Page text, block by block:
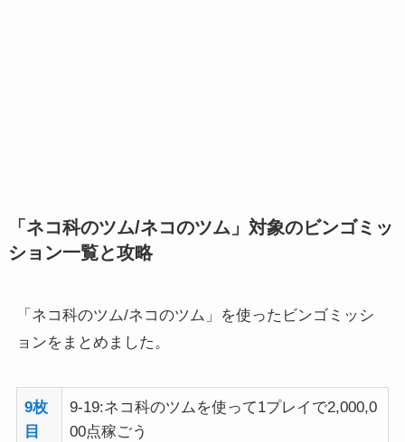
「ネコ科のツム/ネコのツム」対象のビンゴミッ
ション一覧と攻略
「ネコ科のツム/ネコのツム」を使ったビンゴミッシ
ョンをまとめました。
9枚
目
9-19:ネコ科のツムを使って1プレイで2,000,0
00点稼ごう